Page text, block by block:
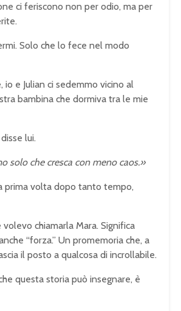
ci feriscono non per odio, ma per
Solo che lo fece nel modo
io e Julian ci sedemmo vicino al
bambina che dormiva tra le mie
lui.
solo che cresca con meno caos.»
prima volta dopo tanto tempo,
volevo chiamarla Mara. Significa
“forza.” Un promemoria che, a
il posto a qualcosa di incrollabile.
questa storia può insegnare, è